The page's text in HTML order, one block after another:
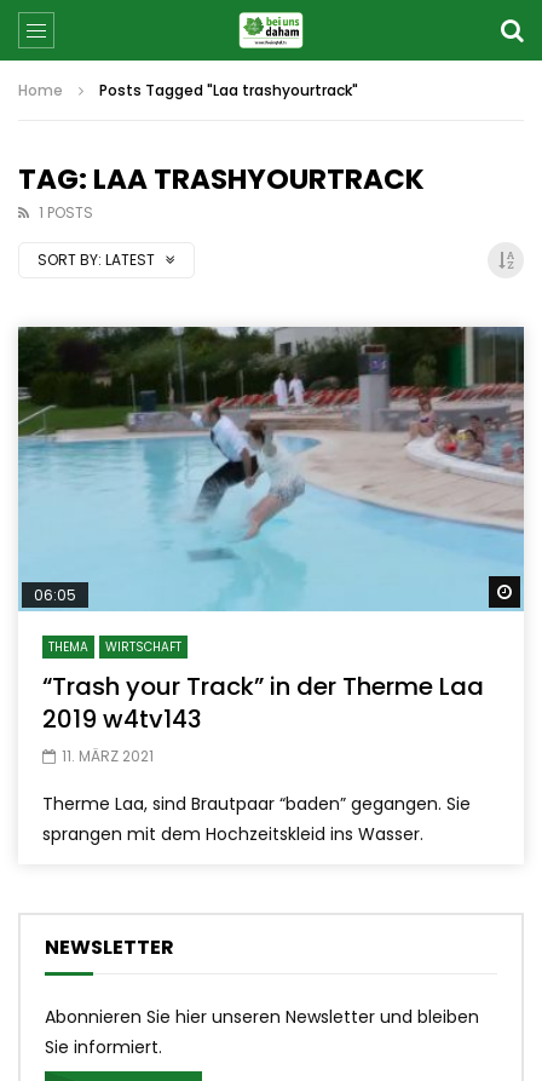
Home Posts Tagged "Laa trashyourtrack"
TAG: LAA TRASHYOURTRACK
1 POSTS
SORT BY: LATEST
06:05
THEMA WIRTSCHAFT
“Trash your Track” in der Therme Laa
2019 w4tv143
11. MÄRZ 2021
Therme Laa, sind Brautpaar “baden” gegangen. Sie
sprangen mit dem Hochzeitskleid ins Wasser.
NEWSLETTER
Abonnieren Sie hier unseren Newsletter und bleiben
Sie informiert.